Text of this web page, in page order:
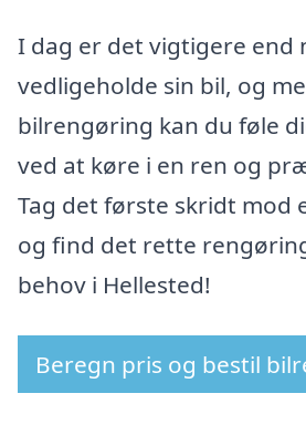
I dag er det vigtigere end
vedligeholde sin bil, og
bilrengøring kan du føle
ved at køre i en ren og
Tag det første skridt mod
og find det rette
behov i Hellested!
Beregn pris og bestil